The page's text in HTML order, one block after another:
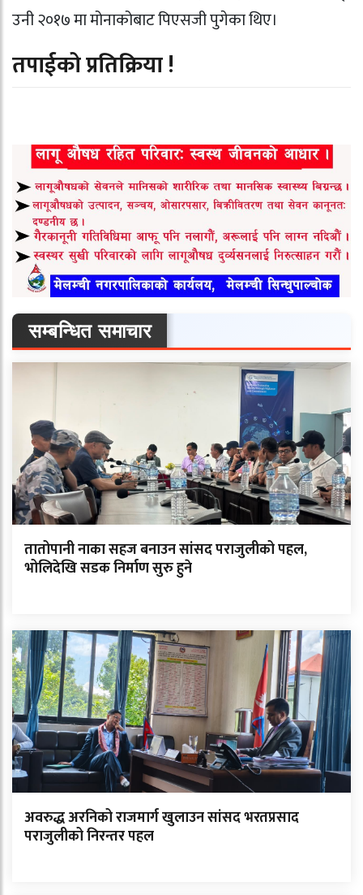
उनी २०१७ मा मोनाकोबाट पिएसजी पुगेका थिए।
तपाईको प्रतिक्रिया !
सम्बन्धित समाचार
तातोपानी नाका सहज बनाउन सांसद पराजुलीको पहल,
भोलिदेखि सडक निर्माण सुरु हुने
अवरुद्ध अरनिको राजमार्ग खुलाउन सांसद भरतप्रसाद
पराजुलीको निरन्तर पहल